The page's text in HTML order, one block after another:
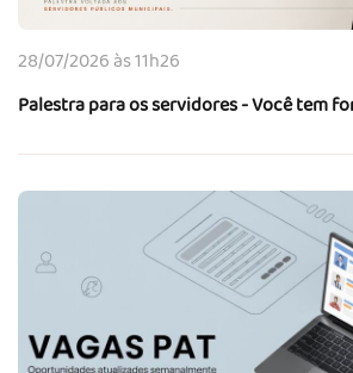
28/07/2026 às 11h26
Palestra para os servidores - Você tem